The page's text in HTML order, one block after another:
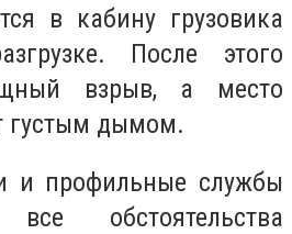
в кабину грузовика
После этого
взрыв, а место
густым дымом.
и профильные службы
все обстоятельства